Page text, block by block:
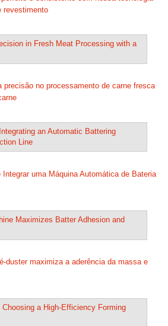
revestimento
precisão no processamento de carne fresca
uma Máquina Automática de Bateria
duster maximiza a aderência da massa e